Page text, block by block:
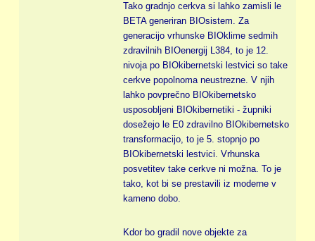
Tako gradnjo cerkva si lahko zamisli le
BETA generiran BIOsistem. Za
generacijo vrhunske BIOklime sedmih
zdravilnih BIOenergij L384, to je 12.
nivoja po BIOkibernetski lestvici so take
cerkve popolnoma neustrezne. V njih
lahko povprečno BIOkibernetsko
usposobljeni BIOkibernetiki - župniki
dosežejo le E0 zdravilno BIOkibernetsko
transformacijo, to je 5. stopnjo po
BIOkibernetski lestvici. Vrhunska
posvetitev take cerkve ni možna. To je
tako, kot bi se prestavili iz moderne v
kameno dobo.
Kdor bo gradil nove objekte za